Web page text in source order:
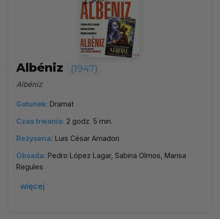
Albéniz (1947)
Albéniz
Gatunek: Dramat
Czas trwania: 2 godz. 5 min.
Reżyseria: Luis César Amadori
Obsada: Pedro López Lagar, Sabina Olmos, Marisa
Regules
więcej